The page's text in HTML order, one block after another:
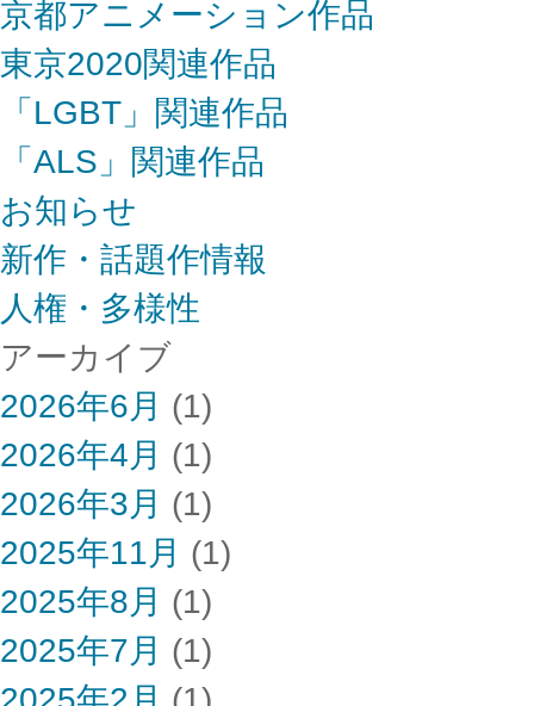
京都アニメーション作品
東京2020関連作品
「LGBT」関連作品
「ALS」関連作品
お知らせ
新作・話題作情報
人権・多様性
アーカイブ
2026年6月 (1)
2026年4月 (1)
2026年3月 (1)
2025年11月 (1)
2025年8月 (1)
2025年7月 (1)